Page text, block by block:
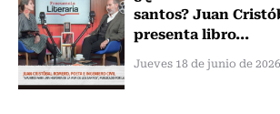
santos? Juan
presenta libro...
Jueves 18 de junio de 2026